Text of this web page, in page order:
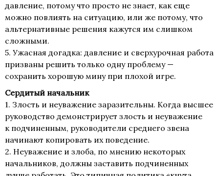
давление, потому что просто не знает, как еще
можно повлиять на ситуацию, или же потому, что
альтернативные решения кажутся им слишком
сложными.
5. Ужасная догадка: давление и сверхурочная работа
призваны решить только одну проблему —
сохранить хорошую мину при плохой игре.
Сердитый начальник
1. Злость и неуважение заразительны. Когда высшее
руководство демонстрирует злость и неуважение
к подчиненным, руководители среднего звена
начинают копировать их поведение.
2. Неуважение и злоба, по мнению некоторых
начальников, должны заставить подчиненных